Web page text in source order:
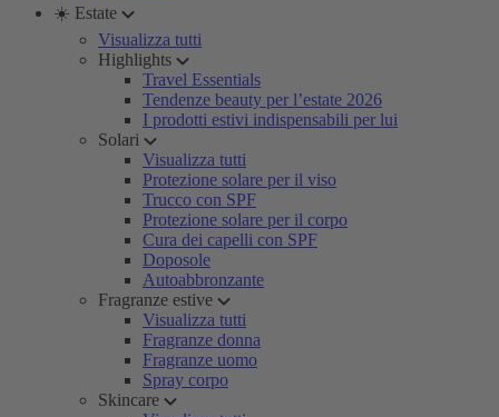
☀️ Estate
Visualizza tutti
Highlights
Travel Essentials
Tendenze beauty per l’estate 2026
I prodotti estivi indispensabili per lui
Solari
Visualizza tutti
Protezione solare per il viso
Trucco con SPF
Protezione solare per il corpo
Cura dei capelli con SPF
Doposole
Autoabbronzante
Fragranze estive
Visualizza tutti
Fragranze donna
Fragranze uomo
Spray corpo
Skincare